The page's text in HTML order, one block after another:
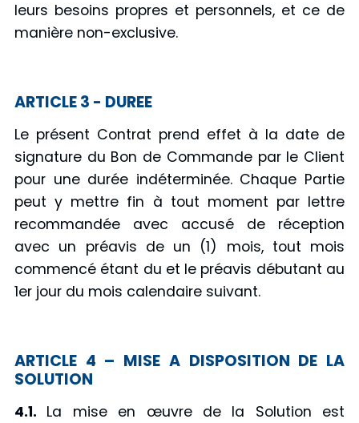
leurs besoins propres et personnels, et ce de
manière non-exclusive.
ARTICLE 3 - DUREE
Le présent Contrat prend effet à la date de
signature du Bon de Commande par le Client
pour une durée indéterminée. Chaque Partie
peut y mettre fin à tout moment par lettre
recommandée avec accusé de réception
avec un préavis de un (1) mois, tout mois
commencé étant du et le préavis débutant au
1er jour du mois calendaire suivant.
ARTICLE 4 – MISE A DISPOSITION DE LA
SOLUTION
4.1. La mise en œuvre de la Solution est